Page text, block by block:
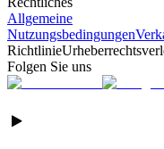
Allgemeine
Nutzungsbedingungen
Richtlinie
Folgen Sie uns